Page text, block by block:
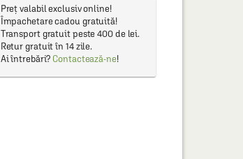
Preț valabil exclusiv online!
Împachetare cadou gratuită!
Transport gratuit peste 400 de lei.
Retur gratuit în 14 zile.
Ai întrebări? Contactează-ne!